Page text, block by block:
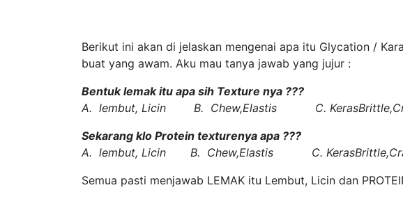
Berikut ini akan di jelaskan mengenai apa itu Glycation /
buat yang awam. Aku mau tanya jawab yang jujur :
Bentuk lemak itu apa sih Texture nya ???
A. lembut, Licin B. Chew,Elastis C.
Sekarang klo Protein texturenya apa ???
A. lembut, Licin B. Chew,Elastis C.
Semua pasti menjawab LEMAK itu Lembut, Licin dan